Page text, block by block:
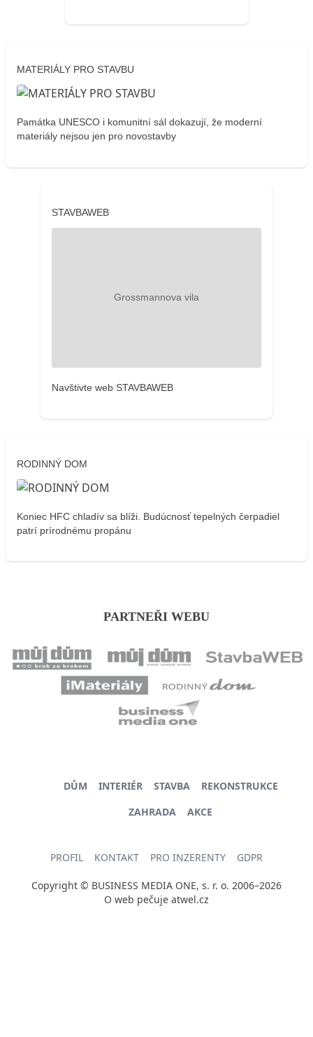
MATERIÁLY PRO STAVBU
Památka UNESCO i komunitní sál dokazují, že moderní
materiály nejsou jen pro novostavby
STAVBAWEB
Navštivte web STAVBAWEB
RODINNÝ DOM
Koniec HFC chladív sa blíži. Budúcnosť tepelných čerpadiel
patrí prírodnému propánu
PARTNEŘI WEBU
DŮM INTERIÉR STAVBA
REKONSTRUKCE
ZAHRADA
AKCE
PROFIL KONTAKT PRO INZERENTY GDPR
Copyright © BUSINESS MEDIA ONE, s. r. o. 2006–2026